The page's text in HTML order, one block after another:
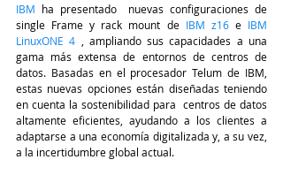
IBM ha presentado  nuevas configuraciones de
single Frame y rack mount de IBM z16 e IBM
LinuxONE 4 , ampliando sus capacidades a una
gama más extensa de entornos de centros de
datos. Basadas en el procesador Telum de IBM,
estas nuevas opciones están diseñadas teniendo
en cuenta la sostenibilidad para  centros de datos
altamente eficientes, ayudando a los clientes a
adaptarse a una economía digitalizada y, a su vez,
a la incertidumbre global actual.